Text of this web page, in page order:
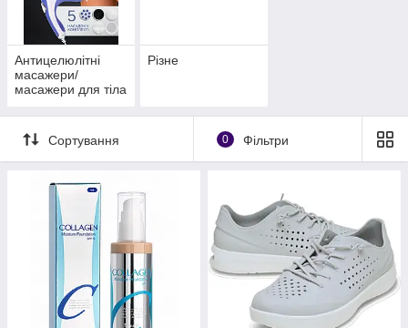
Антицелюлітні
масажери/
масажери для тіла
Різне
Сортування 0 Фільтри